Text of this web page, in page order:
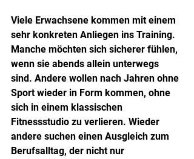
Viele Erwachsene kommen mit einem
sehr konkreten Anliegen ins Training.
Manche möchten sich sicherer fühlen,
wenn sie abends allein unterwegs
sind. Andere wollen nach Jahren ohne
Sport wieder in Form kommen, ohne
sich in einem klassischen
Fitnessstudio zu verlieren. Wieder
andere suchen einen Ausgleich zum
Berufsalltag, der nicht nur